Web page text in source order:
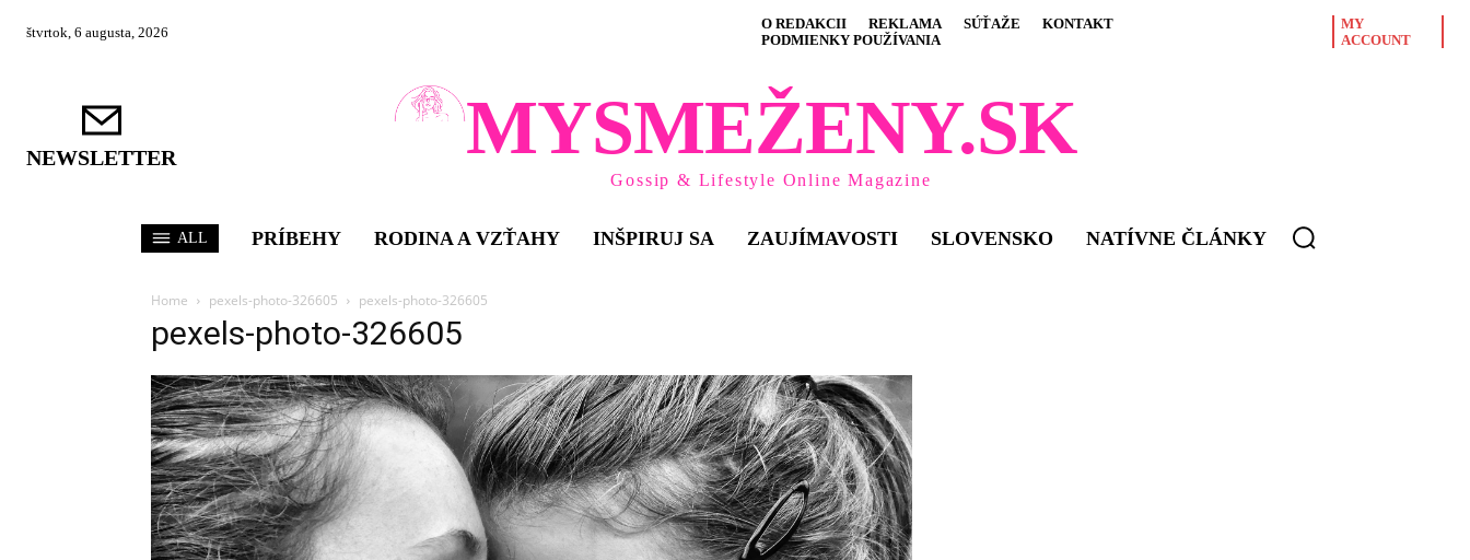
štvrtok, 6 augusta, 2026 O REDAKCII REKLAMA SÚŤAŽE
KONTAKT
PODMIENKY POUŽÍVANIA
MY
ACCOUNT
NEWSLETTER MYSMEŽENY.SK
Gossip & Lifestyle Online Magazine
ALL PRÍBEHY RODINA A VZŤAHY INŠPIRUJ SA ZAUJÍMAVOSTI SLOVENSKO NATÍVNE ČLÁNKY
Home pexels-photo-326605 pexels-photo-326605
pexels-photo-326605